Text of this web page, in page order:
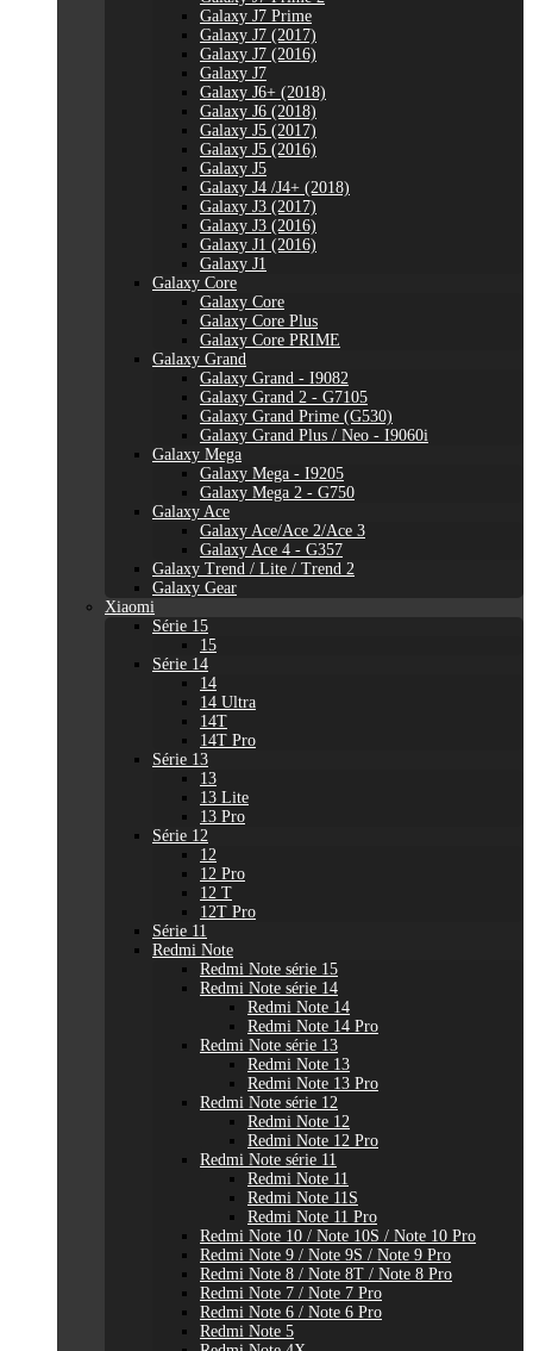
Galaxy J7 Prime
Galaxy J7 (2017)
Galaxy J7 (2016)
Galaxy J7
Galaxy J6+ (2018)
Galaxy J6 (2018)
Galaxy J5 (2017)
Galaxy J5 (2016)
Galaxy J5
Galaxy J4 /J4+ (2018)
Galaxy J3 (2017)
Galaxy J3 (2016)
Galaxy J1 (2016)
Galaxy J1
Galaxy Core
Galaxy Core
Galaxy Core Plus
Galaxy Core PRIME
Galaxy Grand
Galaxy Grand - I9082
Galaxy Grand 2 - G7105
Galaxy Grand Prime (G530)
Galaxy Grand Plus / Neo - I9060i
Galaxy Mega
Galaxy Mega - I9205
Galaxy Mega 2 - G750
Galaxy Ace
Galaxy Ace/Ace 2/Ace 3
Galaxy Ace 4 - G357
Galaxy Trend / Lite / Trend 2
Galaxy Gear
Xiaomi
Série 15
15
Série 14
14
14 Ultra
14T
14T Pro
Série 13
13
13 Lite
13 Pro
Série 12
12
12 Pro
12 T
12T Pro
Série 11
Redmi Note
Redmi Note série 15
Redmi Note série 14
Redmi Note 14
Redmi Note 14 Pro
Redmi Note série 13
Redmi Note 13
Redmi Note 13 Pro
Redmi Note série 12
Redmi Note 12
Redmi Note 12 Pro
Redmi Note série 11
Redmi Note 11
Redmi Note 11S
Redmi Note 11 Pro
Redmi Note 10 / Note 10S / Note 10 Pro
Redmi Note 9 / Note 9S / Note 9 Pro
Redmi Note 8 / Note 8T / Note 8 Pro
Redmi Note 7 / Note 7 Pro
Redmi Note 6 / Note 6 Pro
Redmi Note 5